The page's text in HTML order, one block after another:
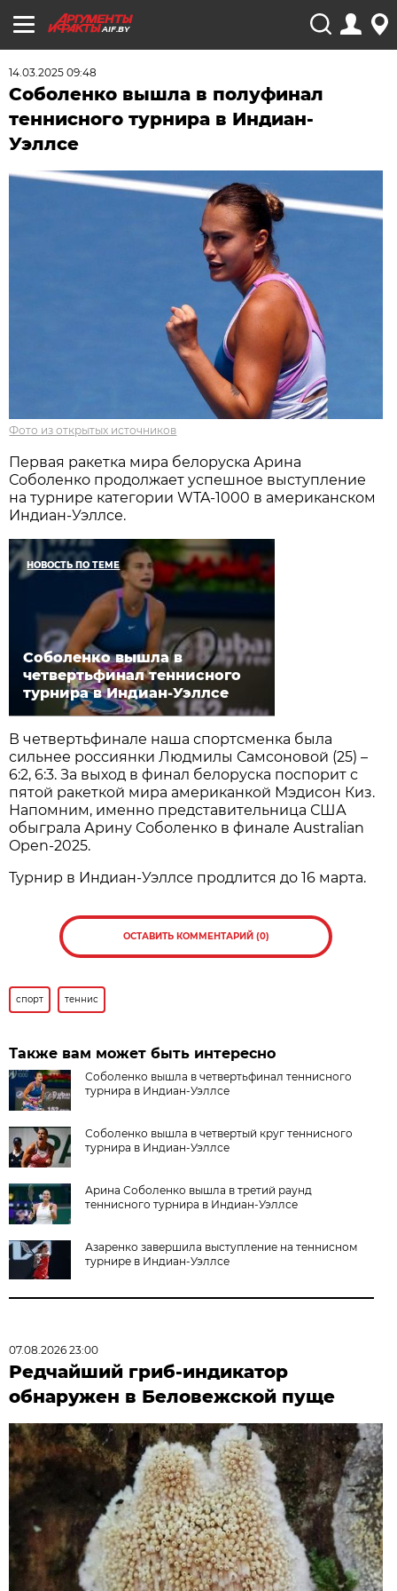
AIF.BY
14.03.2025 09:48
Соболенко вышла в полуфинал
теннисного турнира в Индиан-
Уэллсе
Фото из открытых источников
Первая ракетка мира белоруска Арина
Соболенко продолжает успешное выступление
на турнире категории WTA-1000 в американском
Индиан-Уэллсе.
НОВОСТЬ ПО ТЕМЕ
Соболенко вышла в
четвертьфинал теннисного
турнира в Индиан-Уэллсе
В четвертьфинале наша спортсменка была
сильнее россиянки Людмилы Самсоновой (25) –
6:2, 6:3. За выход в финал белоруска поспорит с
пятой ракеткой мира американкой Мэдисон Киз.
Напомним, именно представительница США
обыграла Арину Соболенко в финале Australian
Open-2025.
Турнир в Индиан-Уэллсе продлится до 16 марта.
ОСТАВИТЬ КОММЕНТАРИЙ (0)
спорт теннис
Также вам может быть интересно
Соболенко вышла в четвертьфинал теннисного
турнира в Индиан-Уэллсе
Соболенко вышла в четвертый круг теннисного
турнира в Индиан-Уэллсе
Арина Соболенко вышла в третий раунд
теннисного турнира в Индиан-Уэллсе
Азаренко завершила выступление на теннисном
турнире в Индиан-Уэллсе
07.08.2026 23:00
Редчайший гриб-индикатор
обнаружен в Беловежской пуще